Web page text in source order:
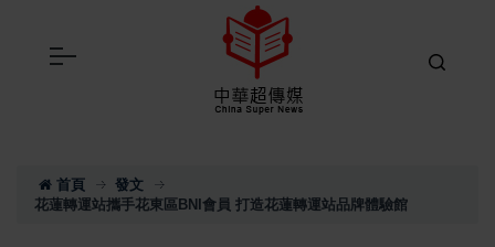
首頁
發文
花蓮轉運站攜手花東區BNI會員 打造花蓮轉運站品牌體驗館